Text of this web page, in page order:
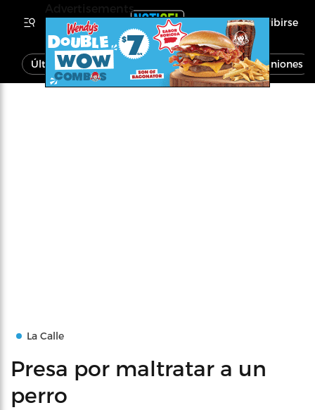
Inscribirse
Última Hora Noticias Economía Opiniones
La Calle
Presa por maltratar a un
perro
Advertisements